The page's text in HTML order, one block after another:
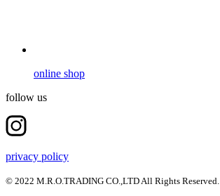
online shop
follow us
privacy policy
© 2022 M.R.O.TRADING CO.,LTD All Rights Reserved.